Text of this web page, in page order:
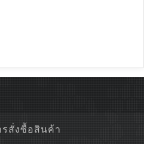
รสั่งซื้อสินค้า